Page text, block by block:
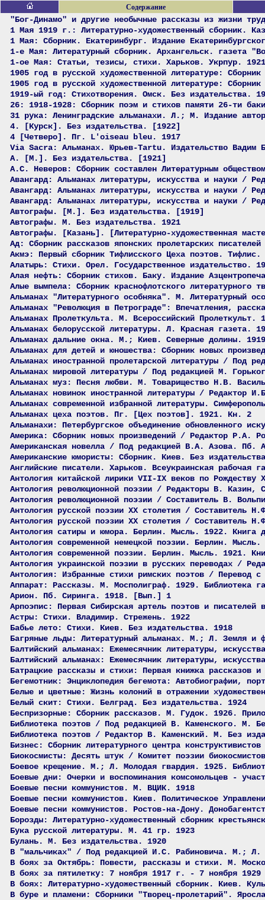
Содержание
"Бог-Динамо" и другие необычные рассказы из жизни
1 Мая 1919 г.: Литературно-художественный сборник.
1 Мая: Сборник. Екатеринбург. Издание
1-е Мая: Литературный сборник. Архангельск. газета
1-ое Мая: Статьи, тезисы, стихи. Харьков. Укрпур. 1921
1905 год в русской художественной литературе:
1905 год в русской художественной литературе:
1919-ый год: Стихотворения. Омск. Без издательства.
26: 1918-1928: Сборник поэм и стихов памяти 26-ти
31 рука: Ленинградские альманахи. Л.; М. Издание
4. [Курск]. Без издательства. [1922]
4 [Четверо]. Пг. L'oiseau bleu. 1917
Via Sacra: Альманах. Юрьев-Tartu. Издательство Вадим
А. [М.]. Без издательства. [1921]
А.С. Неверов: Сборник составлен Литературным
Авангард: Альманах литературы, искусства и науки /
Авангард: Альманах литературы, искусства и науки /
Авангард: Альманах литературы, искусства и науки /
Автографы. [М.]. Без издательства. [1919]
Автографы. М. Без издательства. 1921
Автографы. [Казань]. [Литературно-художественная
Ад: Сборник рассказов японских пролетарских
Акмэ: Первый сборник Тифлисского Цеха поэтов.
Алатырь: Стихи. Орел. Государственное издательство.
Алая нефть: Сборник стихов. Баку. Издание
Алые вымпела: Сборник краснофлотского литературного
Альманах "Литературного особняка". М. Литературный
Альманах "Революция в Петрограде": Впечатления,
Альманах Пролеткульта. М. Всероссийский Пролеткульт.
Альманах белорусской литературы. Л. Красная газета.
Альманах дальние окна. М.; Киев. Северные долины. 1919
Альманах для детей и юношества: Сборник новых
Альманах иностранной пролетарской литературы / Под
Альманах мировой литературы / Под редакцией М.
Альманах муз: Песня любви. М. Товарищество Н.В.
Альманах новинок иностранной литературы / Редактор
Альманах современной избранной литературы.
Альманах цеха поэтов. Пг. [Цех поэтов]. 1921. Кн. 2
Альманахи: Петербургское объединение обновленного
Америка: Сборник новых произведений / Редактор Р.А.
Американская новелла / Под редакцией В.А. Азова. Пб.
Американские юмористы: Сборник. Киев. Без
Английские писатели. Харьков. Всеукраинская рабочая
Антология китайской лирики VII-IX веков по
Антология революционной поэзии / Редакторы В.
Антология революционной поэзии / Составитель В.
Антология русской поэзии ХХ столетия / Составитель
Антология русской поэзии ХХ столетия /
Антология сатиры и юмора. Берлин. Мысль. 1922. Книга
Антология современной немецкой поэзии. Берлин.
Антология современной поэзии. Берлин. Мысль. 1921.
Антология украинской поэзии в русских переводах /
Антология: Избранные стихи римских поэтов / Перевод
Аппарат: Рассказы. М. Мосполиграф. 1929. Библиотека
Арион. Пб. Сиринга. 1918. [Вып.] 1
Арпоэпис: Первая Сибирская артель поэтов и
Астры: Стихи. Владимир. Стрежень. 1922
Бабье лето: Стихи. Киев. Без издательства. 1918
Багряные льды: Литературный альманах. М.; Л. Земля и
Балтийский альманах: Ежемесячник литературы,
Балтийский альманах: Ежемесячник литературы,
Батрацкие рассказы и стихи: Первая книжка
Бегемотник: Энциклопедия бегемота: Автобиографии,
Белые и цветные: Жизнь колоний в отражении
Белый скит: Стихи. Белград. Без издательства. 1924
Беспризорные: Сборник рассказов. М. Гудок. 1926.
Библиотека поэтов / Под редакцией В. Каменского. М.
Библиотека поэтов / Редактор В. Каменский. М. Без
Бизнес: Сборник литературного центра
Биокосмисты: Десять штук / Комитет поэзии
Боевое крещение. М.; Л. Молодая гвардия. 1925.
Боевые дни: Очерки и воспоминания комсомольцев -
Боевые песни коммунистов. М. ВЦИК. 1918
Боевые песни коммунистов. Киев. Политическое
Боевые песни коммунистов. Ростов-на-Дону.
Борозды: Литературно-художественный сборник
Бука русской литературы. М. 41 гр. 1923
Булань. М. Без издательства. 1920
В "мальчиках" / Под редакцией И.С. Рабиновича. М.; Л.
В боях за Октябрь: Повести, рассказы и стихи. М.
В боях за пятилетку: 7 ноября 1917 г. - 7 ноября
В боях: Литературно-художественный сборник. Киев.
В буре и пламени: Сборники "Творец-пролетарий".